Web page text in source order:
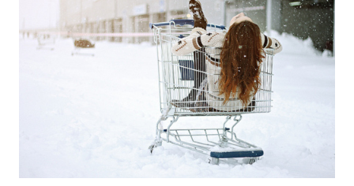
O
nl